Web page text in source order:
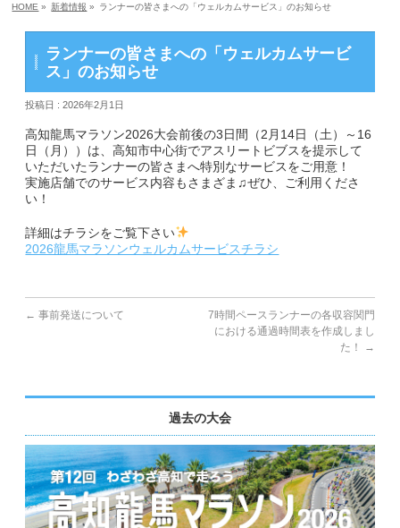
大会の特徴
ゲスト・ゲストランナー
エイドメニュー
副賞・特別賞・参加賞
大会データ
コース&アクセス
アクセス
Q&A | お問い合わせ
Q&A
お問い合わせ
HOME » 新着情報 » ランナーの皆さまへの「ウェルカムサービス」のお知らせ
ランナーの皆さまへの「ウェルカムサービ
ス」のお知らせ
投稿日 : 2026年2月1日
高知龍馬マラソン2026大会前後の3日間（2月14日（土）～16
日（月））は、高知市中心街でアスリートビブスを提示して
いただいたランナーの皆さまへ特別なサービスをご用意！
実施店舗でのサービス内容もさまざま♫ぜひ、ご利用くださ
い！
詳細はチラシをご覧下さい
2026龍馬マラソンウェルカムサービスチラシ
← 事前発送について
7時間ペースランナーの各収容関門
における通過時間表を作成しまし
た！
→
過去の大会